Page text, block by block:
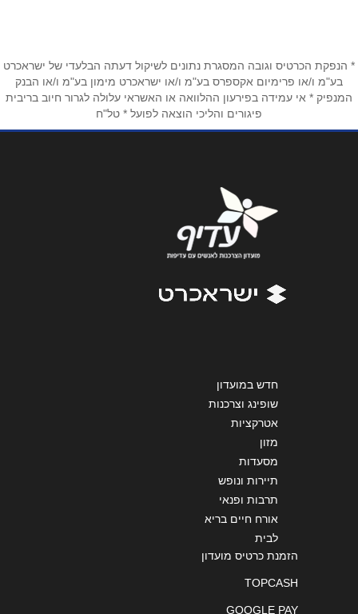
שם מלא*
הודעה*
* הנפקת הכרטיס וגובה המסגרת נתונים לשיקול דעתה הבלעדי של ישראכרט
בע"מ ו/או פרימיום אקספרס בע"מ ו/או ישראכרט מימון בע"מ ו/או הבנק
המנפיק * אי עמידה בפירעון ההלוואה או האשראי עלולה לגרור חיוב בריבית
פיגורים והליכי הוצאה לפועל * טל"ח
חדש במועדון
שופינג וצרכנות
אטרקציות
מזון
מסעדות
תיירות ונופש
תרבות ופנאי
אורח חיים בריא
לבית
הזמנת כרטיס מועדון
TOPCASH
GOOGLE PAY